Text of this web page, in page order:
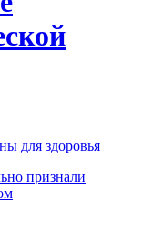
для здоровья
признали